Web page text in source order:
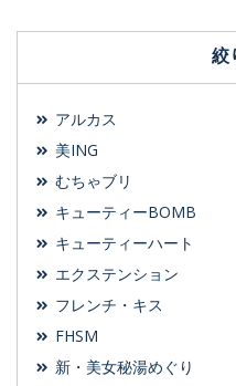
絞
アルカス
美ING
むちゃブリ
キューティーBOMB
キューティーハート
エクステンション
フレンチ・キス
FHSM
新・美女秘湯めぐり